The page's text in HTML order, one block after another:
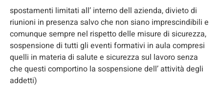
spostamenti limitati all’ interno dell azienda, divieto di
riunioni in presenza salvo che non siano imprescindibili e
comunque sempre nel rispetto delle misure di sicurezza,
sospensione di tutti gli eventi formativi in aula compresi
quelli in materia di salute e sicurezza sul lavoro senza
che questi comportino la sospensione dell’ attività degli
addetti)